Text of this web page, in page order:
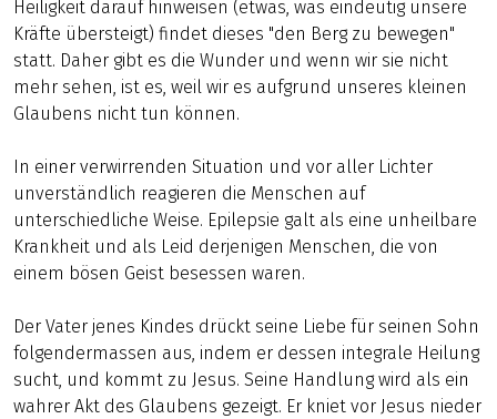
Heiligkeit darauf hinweisen (etwas, was eindeutig unsere
Kräfte übersteigt) findet dieses "den Berg zu bewegen"
statt. Daher gibt es die Wunder und wenn wir sie nicht
mehr sehen, ist es, weil wir es aufgrund unseres kleinen
Glaubens nicht tun können.
In einer verwirrenden Situation und vor aller Lichter
unverständlich reagieren die Menschen auf
unterschiedliche Weise. Epilepsie galt als eine unheilbare
Krankheit und als Leid derjenigen Menschen, die von
einem bösen Geist besessen waren.
Der Vater jenes Kindes drückt seine Liebe für seinen Sohn
folgendermassen aus, indem er dessen integrale Heilung
sucht, und kommt zu Jesus. Seine Handlung wird als ein
wahrer Akt des Glaubens gezeigt. Er kniet vor Jesus nieder